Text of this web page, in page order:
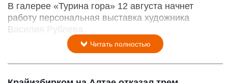
В галерее «Турина гора» 12 августа начнет
работу персональная выставка художника
Василия Рублева.
Читать полностью